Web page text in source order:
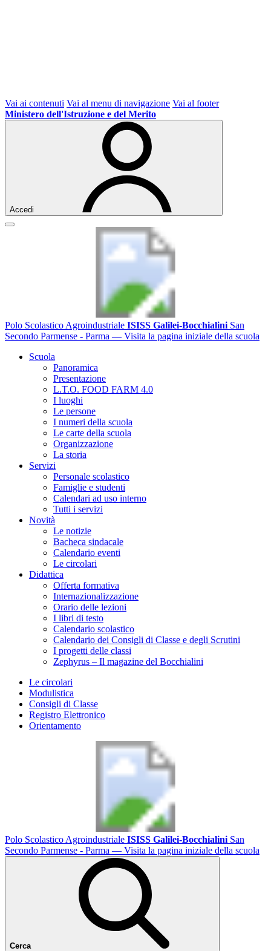
Vai ai contenuti Vai al menu di navigazione Vai al footer
Ministero dell'Istruzione e del Merito
Accedi
Polo Scolastico Agroindustriale ISISS Galilei-Bocchialini San
Secondo Parmense - Parma — Visita la pagina iniziale della scuola
Scuola
Panoramica
Presentazione
L.T.O. FOOD FARM 4.0
I luoghi
Le persone
I numeri della scuola
Le carte della scuola
Organizzazione
La storia
Servizi
Personale scolastico
Famiglie e studenti
Calendari ad uso interno
Tutti i servizi
Novità
Le notizie
Bacheca sindacale
Calendario eventi
Le circolari
Didattica
Offerta formativa
Internazionalizzazione
Orario delle lezioni
I libri di testo
Calendario scolastico
Calendario dei Consigli di Classe e degli Scrutini
I progetti delle classi
Zephyrus – Il magazine del Bocchialini
Le circolari
Modulistica
Consigli di Classe
Registro Elettronico
Orientamento
Polo Scolastico Agroindustriale ISISS Galilei-Bocchialini San
Secondo Parmense - Parma — Visita la pagina iniziale della scuola
Cerca